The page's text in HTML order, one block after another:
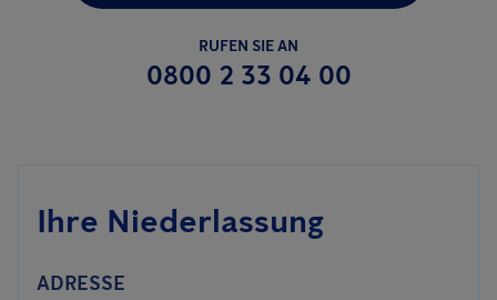
RUFEN SIE AN
0800 2 33 04 00
Ihre Niederlassung
ADRESSE